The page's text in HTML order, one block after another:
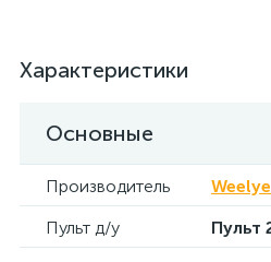
Характеристики
Основные
Производитель
Weelye
Пульт д/у
Пульт